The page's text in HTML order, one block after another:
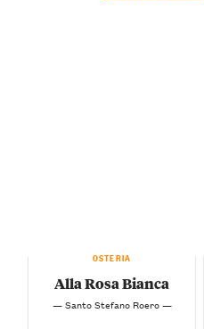
OSTERIA
Alla Rosa Bianca
— Santo Stefano Roero —